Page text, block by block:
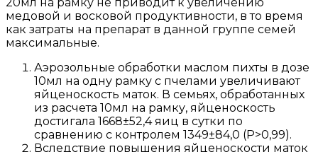
медовой и восковой продуктивности, в то время
как затраты на препарат в данной группе семей
максимальные.
Аэрозольные обработки маслом пихты в дозе
10мл на одну рамку с пчелами увеличивают
яйценоскость маток. В семьях, обработанных
из расчета 10мл на рамку, яйценоскость
достигала 1668±52,4 яиц в сутки по
сравнению с контролем 1349±84,0 (P>0,99).
Вследствие повышения яйценоскости маток